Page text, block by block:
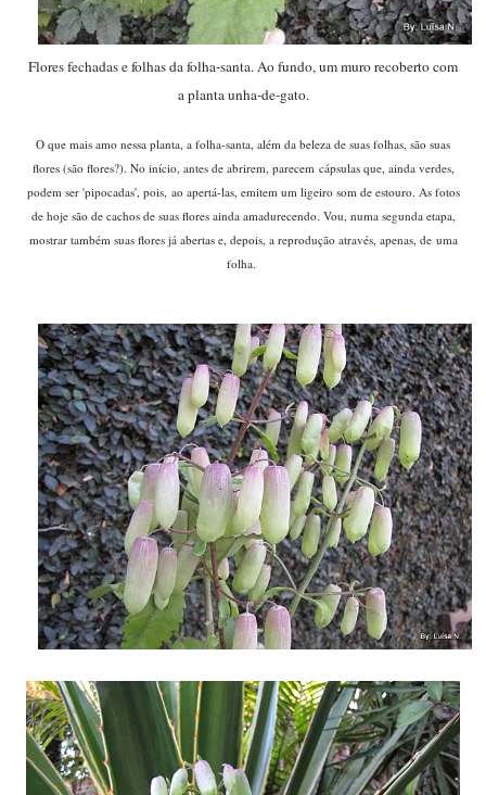
Flores fechadas e folhas da folha-santa. Ao fundo, um muro recoberto com
a planta unha-de-gato.
O que mais amo nessa planta, a folha-santa, além da beleza de suas folhas, são suas
flores (são flores?). No início, antes de abrirem, parecem cápsulas que, ainda verdes,
podem ser 'pipocadas', pois, ao apertá-las, emitem um ligeiro som de estouro. As fotos
de hoje são de cachos de suas flores ainda amadurecendo. Vou, numa segunda etapa,
mostrar também suas flores já abertas e, depois, a reprodução através, apenas, de uma
folha.